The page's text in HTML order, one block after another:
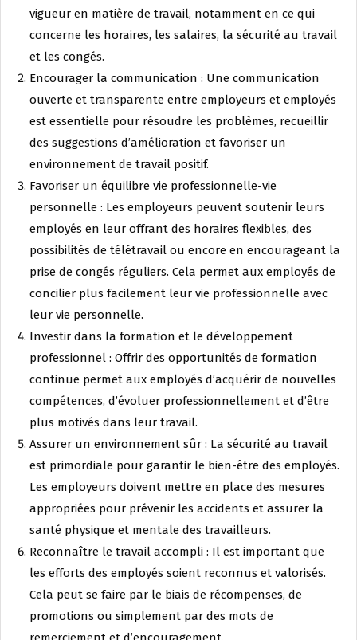
vigueur en matière de travail, notamment en ce qui
concerne les horaires, les salaires, la sécurité au travail
et les congés.
Encourager la communication : Une communication
ouverte et transparente entre employeurs et employés
est essentielle pour résoudre les problèmes, recueillir
des suggestions d’amélioration et favoriser un
environnement de travail positif.
Favoriser un équilibre vie professionnelle-vie
personnelle : Les employeurs peuvent soutenir leurs
employés en leur offrant des horaires flexibles, des
possibilités de télétravail ou encore en encourageant la
prise de congés réguliers. Cela permet aux employés de
concilier plus facilement leur vie professionnelle avec
leur vie personnelle.
Investir dans la formation et le développement
professionnel : Offrir des opportunités de formation
continue permet aux employés d’acquérir de nouvelles
compétences, d’évoluer professionnellement et d’être
plus motivés dans leur travail.
Assurer un environnement sûr : La sécurité au travail
est primordiale pour garantir le bien-être des employés.
Les employeurs doivent mettre en place des mesures
appropriées pour prévenir les accidents et assurer la
santé physique et mentale des travailleurs.
Reconnaître le travail accompli : Il est important que
les efforts des employés soient reconnus et valorisés.
Cela peut se faire par le biais de récompenses, de
promotions ou simplement par des mots de